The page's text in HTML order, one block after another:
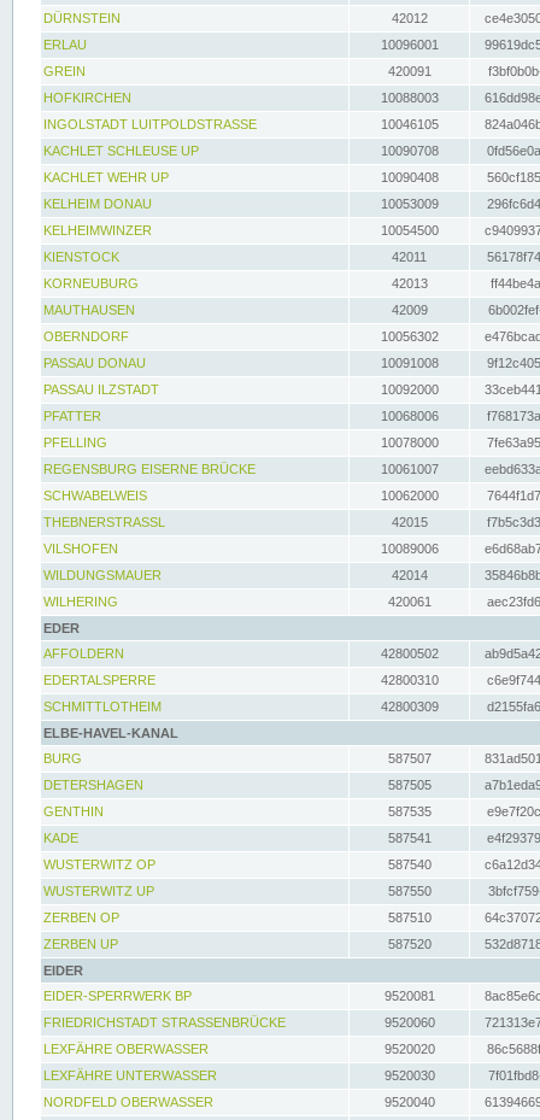
DÜRNSTEIN
42012
ERLAU
10096001
GREIN
420091
HOFKIRCHEN
10088003
INGOLSTADT LUITPOLDSTRASSE
10046105
KACHLET SCHLEUSE UP
10090708
KACHLET WEHR UP
10090408
KELHEIM DONAU
10053009
KELHEIMWINZER
10054500
KIENSTOCK
42011
KORNEUBURG
42013
MAUTHAUSEN
42009
OBERNDORF
10056302
PASSAU DONAU
10091008
PASSAU ILZSTADT
10092000
PFATTER
10068006
PFELLING
10078000
REGENSBURG EISERNE BRÜCKE
10061007
SCHWABELWEIS
10062000
THEBNERSTRASSL
42015
VILSHOFEN
10089006
WILDUNGSMAUER
42014
WILHERING
420061
EDER
AFFOLDERN
42800502
EDERTALSPERRE
42800310
SCHMITTLOTHEIM
42800309
ELBE-HAVEL-KANAL
BURG
587507
DETERSHAGEN
587505
GENTHIN
587535
KADE
587541
WUSTERWITZ OP
587540
WUSTERWITZ UP
587550
ZERBEN OP
587510
ZERBEN UP
587520
EIDER
EIDER-SPERRWERK BP
9520081
FRIEDRICHSTADT STRASSENBRÜCKE
9520060
LEXFÄHRE OBERWASSER
9520020
LEXFÄHRE UNTERWASSER
9520030
NORDFELD OBERWASSER
9520040